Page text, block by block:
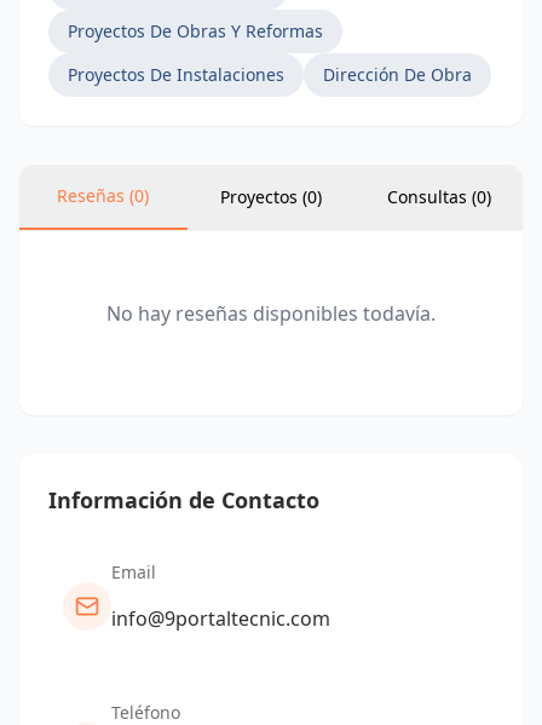
Somos ante todo profesionales que aportan su
sólida experiencia, su conocimiento especializado
y su espíritu innovador para progresar hacia
compañía.
Proyectos De Obras Y Reformas
Proyectos De Instalaciones
Dirección De Obra
Reseñas (0) Proyectos (0) Consultas (0)
No hay reseñas disponibles todavía.
Información de Contacto
Email
info@9portaltecnic.com
Teléfono